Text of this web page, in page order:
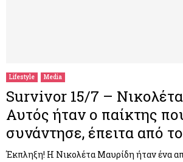
Lifestyle Media
Survivor 15/7 –
Αυτός ήταν ο παίκτης
συνάντησε, έπειτα από
Έκπληξη! Η Νικολέτα Μαυρίδη ήταν ένα